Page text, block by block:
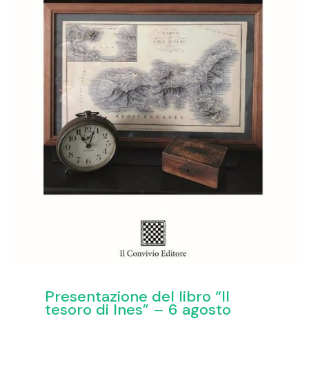
Presentazione del libro “Il
tesoro di Ines” – 6 agosto